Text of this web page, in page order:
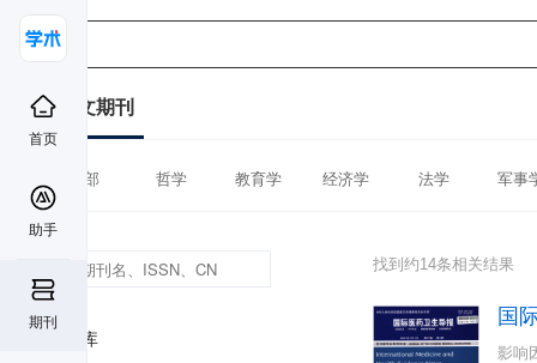
首页
助手
期刊
中文期刊
全部 哲学 教育学 经济学 法学 军事
数据库
找到约14条相关结果
国
影响